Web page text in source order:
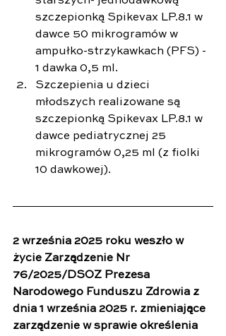
szczepionką Spikevax LP.8.1 w
dawce 50 mikrogramów w
ampułko-strzykawkach (PFS) -
1 dawka 0,5 ml.
Szczepienia u dzieci
młodszych realizowane są
szczepionką Spikevax LP.8.1 w
dawce pediatrycznej 25
mikrogramów 0,25 ml (z fiolki
10 dawkowej).
2 września 2025 roku weszło w
życie Zarządzenie Nr
76/2025/DSOZ Prezesa
Narodowego Funduszu Zdrowia z
dnia 1 września 2025 r. zmieniające
zarządzenie w sprawie określenia